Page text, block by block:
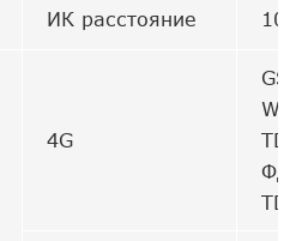
ИК расстояние 10
4G